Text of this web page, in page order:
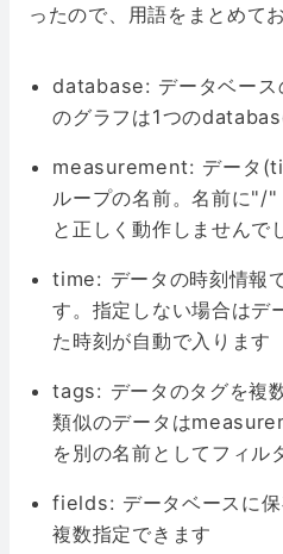
ったので、用語をまとめて
database: データベース
のグラフは1つの
measurement: データ
ループの名前。名前に"/
と正しく動作しませんで
time: データの時刻情報
す。指定しない場合はデ
た時刻が自動で入ります
tags: データのタグを複
類似のデータは
を別の名前としてフィル
fields: データベースに保
複数指定できます